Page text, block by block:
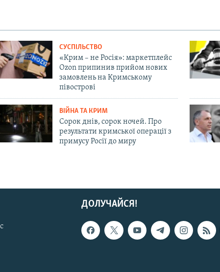
СУСПІЛЬСТВО
«Крим – не Росія»: маркетплейс
Ozon припинив прийом нових
замовлень на Кримському
півострові
ВІЙНА ТА КРИМ
Сорок днів, сорок ночей. Про
результати кримської операції з
примусу Росії до миру
ДОЛУЧАЙСЯ!